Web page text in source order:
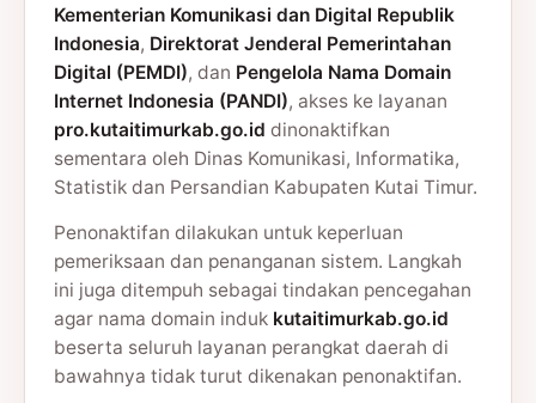
Kementerian Komunikasi dan Digital Republik
Indonesia, Direktorat Jenderal Pemerintahan
Digital (PEMDI), dan Pengelola Nama Domain
Internet Indonesia (PANDI), akses ke layanan
pro.kutaitimurkab.go.id dinonaktifkan
sementara oleh Dinas Komunikasi, Informatika,
Statistik dan Persandian Kabupaten Kutai Timur.
Penonaktifan dilakukan untuk keperluan
pemeriksaan dan penanganan sistem. Langkah
ini juga ditempuh sebagai tindakan pencegahan
agar nama domain induk kutaitimurkab.go.id
beserta seluruh layanan perangkat daerah di
bawahnya tidak turut dikenakan penonaktifan.